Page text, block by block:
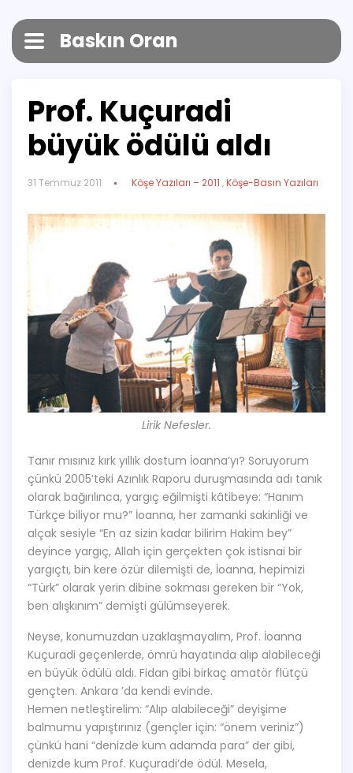
Baskın Oran
Prof. Kuçuradi
büyük ödülü aldı
31 Temmuz 2011 Köşe Yazıları – 2011 ,Köşe-Basın Yazıları
Lirik Nefesler.
Tanır mısınız kırk yıllık dostum İoanna’yı? Soruyorum
çünkü 2005’teki Azınlık Raporu duruşmasında adı tanık
olarak bağırılınca, yargıç eğilmişti kâtibeye: “Hanım
Türkçe biliyor mu?” İoanna, her zamanki sakinliği ve
alçak sesiyle “En az sizin kadar bilirim Hakim bey”
deyince yargıç, Allah için gerçekten çok istisnai bir
yargıçtı, bin kere özür dilemişti de, İoanna, hepimizi
“Türk” olarak yerin dibine sokması gereken bir “Yok,
ben alışkınım” demişti gülümseyerek.
Neyse, konumuzdan uzaklaşmayalım, Prof. İoanna
Kuçuradi geçenlerde, ömrü hayatında alıp alabileceği
en büyük ödülü aldı. Fidan gibi birkaç amatör flütçü
gençten. Ankara ’da kendi evinde.
Hemen netleştirelim: “Alıp alabileceği” deyişime
balmumu yapıştırınız (gençler için: “önem veriniz”)
çünkü hani “denizde kum adamda para” der gibi,
denizde kum Prof. Kuçuradi’de ödül. Mesela,